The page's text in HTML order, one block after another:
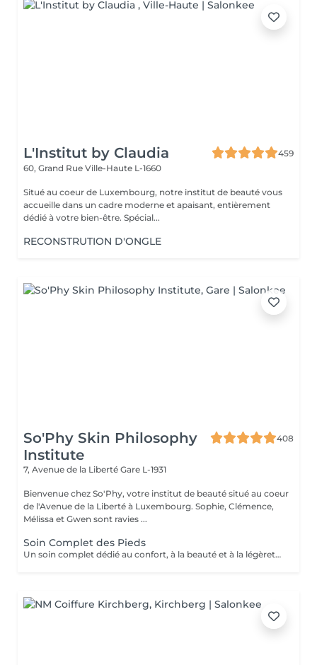
L'Institut by Claudia
459
60, Grand Rue Ville-Haute L-1660
Situé au coeur de Luxembourg, notre institut de beauté vous
accueille dans un cadre moderne et apaisant, entièrement
dédié à votre bien-être. Spécial...
RECONSTRUTION D'ONGLE
So'Phy Skin Philosophy
Institute
408
7, Avenue de la Liberté Gare L-1931
Bienvenue chez So'Phy, votre institut de beauté situé au coeur
de l'Avenue de la Liberté à Luxembourg. Sophie, Clémence,
Mélissa et Gwen sont ravies ...
Soin Complet des Pieds
Un soin complet dédié au confort, à la beauté et à la légèreté des pieds. Le soin débute par un bain de pieds relaxant, suivi d'une exfoliation douce afin d'éliminer les cellules mortes et retrouver une peau plus lisse et souple. Un masque nourrissant est ensuite appliqué pour hydrater en profondeur, tandis que les ongles et les cuticules sont soigneusement travaillés pour un résultat net et soigné. Le soin se prolonge par un moment de détente, apportant une sensation immédiate de confort et de légèreté. Les pieds sont plus doux, la peau nourrie et les ongles parfaitement soignés. Le vernis classique n'est pas proposé à l'institut. Si vous le souhaitez, nous pouvons toutefois réaliser la pose avec votre propre vernis en sélectionnant l'option correspondante.